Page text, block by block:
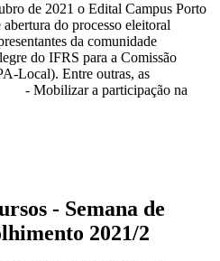
de 2021 o Edital Campus Porto
do processo eleitoral
da comunidade
do IFRS para a Comissão
Local). Entre outras, as
- Mobilizar a participação na
- Semana de
2021/2